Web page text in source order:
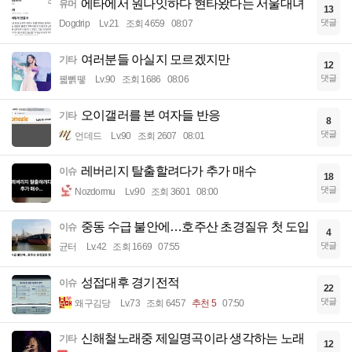
유머 에타에서 원나잇하다 현타왔다는 서울대녀
Dogdrip Lv.21 조회 4659 08:07
13
댓글
기타 여러분들 아실지 모르겠지만
꿻뻵뗗 Lv.90 조회 1686 08:06
12
댓글
기타 오이갤러를 본 여자들 반응
언데드 Lv.90 조회 2607 08:01
8
댓글
이슈 레버리지 탈출할려다가 추가 매수
Nozdormu Lv.90 조회 3601 08:00
18
댓글
이슈 중동 수급 불안에…호주산 초경질유 첫 도입
균터 Lv.42 조회 1669 07:55
4
댓글
이슈 성접대후 경기전적
왜구김당 Lv.73 조회 6457 추천 5 07:50
22
댓글
기타 신해철노래중 제일명곡이라 생각하는 노래 12